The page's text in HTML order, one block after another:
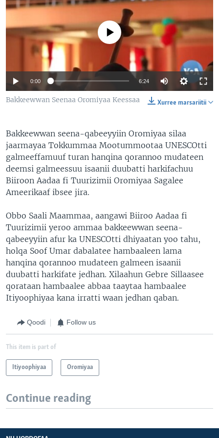
No media source currently available
0:00 6:24
Xurree marsariitii
Bakkeewwan Seenaa Oromiyaa Keessaa
Bakkeewwan seena-qabeeyyiin Oromiyaa silaa
jaarmayaa Tokkummaa Mootummootaa UNESCOtti
galmeeffamuuf turan hanqina qorannoo mudateen
deemsi galmeessuu isaanii duubatti harkifachuu
Biiroon Aadaa fi Tuurizimii Oromiyaa Sagalee
Ameerikaaf ibsee jira.
Obbo Saali Maammaa, aangawi Biiroo Aadaa fi
Tuurizimii yeroo ammaa bakkeewwan seena-
qabeeyyiin afur ka UNESCOtti dhiyaatan yoo tahu,
holqa Soof Umar dabalatee hambaaleen lama
hanqina qorannoo mudateen galmeen isaanii
duubatti harkifate jedhan. Xilaahun Gebre Sillaasee
qorataan hambaalee abbaa taaytaa hambaalee
Itiyoophiyaa kana irratti waan jedhan qaban.
Qoodi Follow us
This item is part of
Itiyoophiyaa Oromiyaa
Continue reading